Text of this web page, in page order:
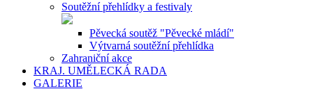
Soutěžní přehlídky a festivaly
Pěvecká soutěž "Pěvecké mládí"
Výtvarná soutěžní přehlídka
Zahraniční akce
KRAJ. UMĚLECKÁ RADA
GALERIE